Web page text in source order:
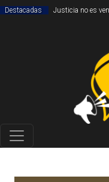
Destacadas Justicia no es